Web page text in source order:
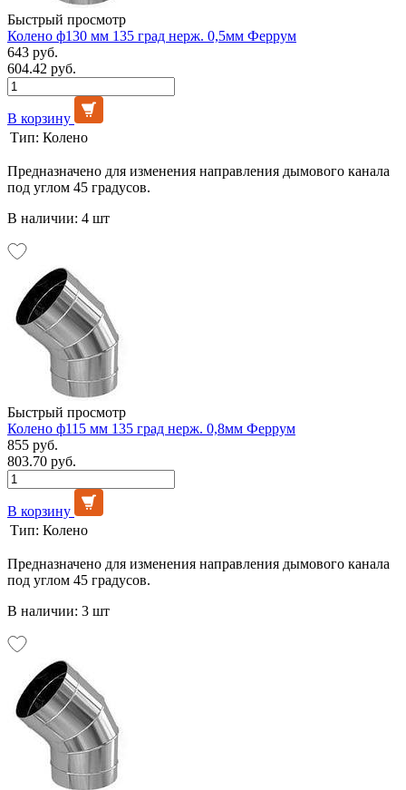
Быстрый просмотр
Колено ф130 мм 135 град нерж. 0,5мм Феррум
643 руб.
604.42 руб.
В корзину
Тип: Колено
Предназначено для изменения направления дымового канала
под углом 45 градусов.
В наличии: 4 шт
Быстрый просмотр
Колено ф115 мм 135 град нерж. 0,8мм Феррум
855 руб.
803.70 руб.
В корзину
Тип: Колено
Предназначено для изменения направления дымового канала
под углом 45 градусов.
В наличии: 3 шт